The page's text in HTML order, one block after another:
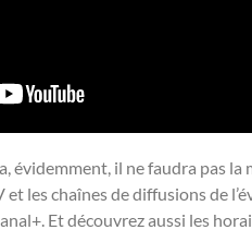
évidemment, il ne faudra pas
et les chaînes de diffusions de
Et découvrez aussi les